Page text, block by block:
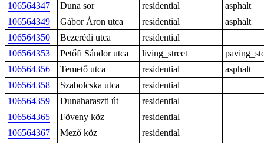
106564347
Duna sor residential
asphalt
106564349
Gábor Áron utca residential
asphalt
106564350
Bezerédi utca
residential
106564353
Petőfi Sándor utca living_street
106564356
Temető utca residential
asphalt
106564358
Szabolcska utca
residential
106564359
Dunaharaszti út
residential
106564365
Föveny köz
residential
106564367
Mező köz
residential